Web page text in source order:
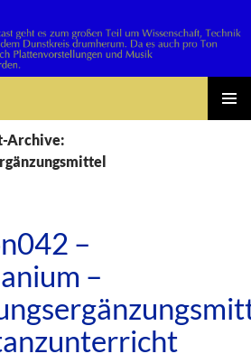
Archive:
–
–